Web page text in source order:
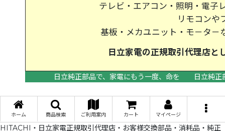
テレビ・エアコン・照明・電子
リモコンや
基板・メカユニット・モ－タ－
日立家電の正規取引代理店
日立純正部品で、家電にもう一度、命を
日立純
ホーム 商品検索 ご利用案内 カート マイページ
HITACHI・日立家電正規取引代理店・お客様交換部品・消耗品・純正